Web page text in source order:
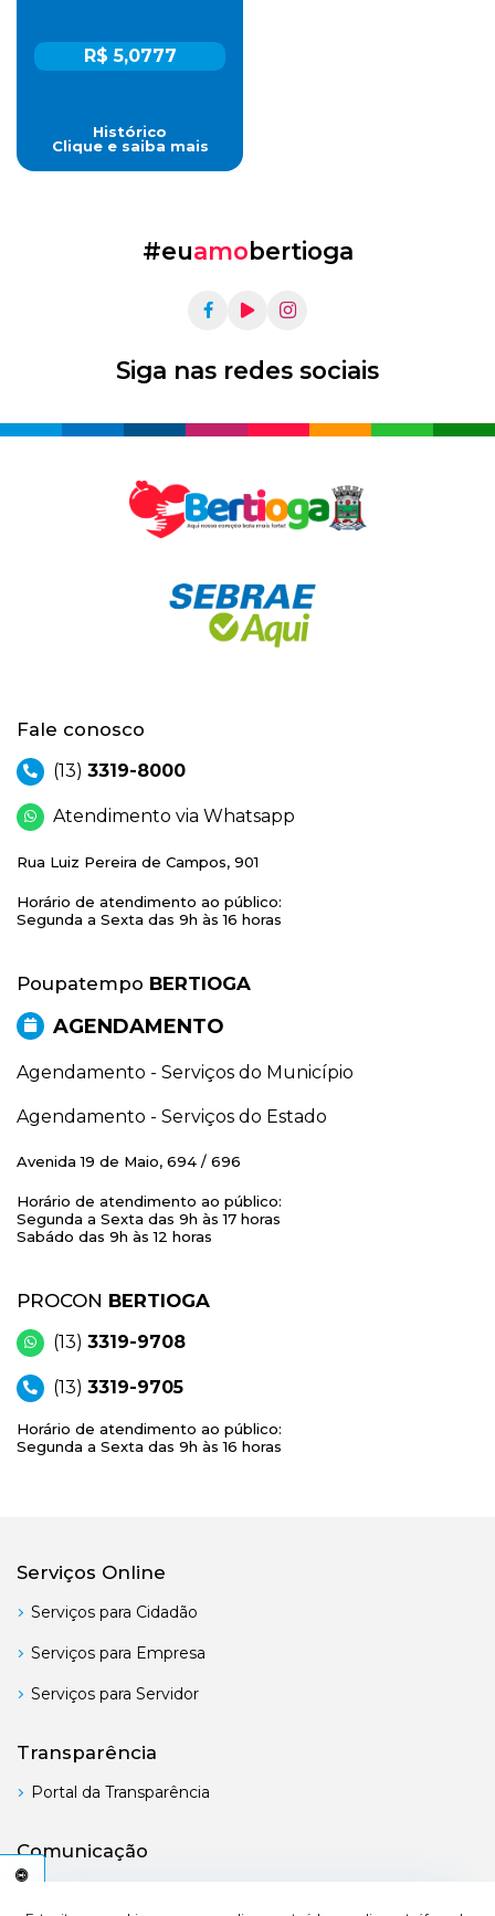
R$ 5,0777
Histórico
Clique e saiba mais
#euamobertioga
Siga nas redes sociais
Fale conosco
(13) 3319-8000
Atendimento via Whatsapp
Rua Luiz Pereira de Campos, 901
Horário de atendimento ao público:
Segunda a Sexta das 9h às 16 horas
Poupatempo BERTIOGA
AGENDAMENTO
Agendamento - Serviços do Município
Agendamento - Serviços do Estado
Avenida 19 de Maio, 694 / 696
Horário de atendimento ao público:
Segunda a Sexta das 9h às 17 horas
Sabádo das 9h às 12 horas
PROCON BERTIOGA
(13) 3319-9708
(13) 3319-9705
Horário de atendimento ao público:
Segunda a Sexta das 9h às 16 horas
Serviços Online
Serviços para Cidadão
Serviços para Empresa
Serviços para Servidor
Transparência
Portal da Transparência
Comunicação